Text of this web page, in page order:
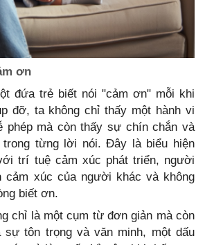
ơn
đứa trẻ biết nói "cảm ơn" mỗi khi
đỡ, ta không chỉ thấy một hành vi
phép mà còn thấy sự chín chắn và
trong từng lời nói. Đây là biểu hiện
trí tuệ cảm xúc phát triển, người
cảm xúc của người khác và không
biết ơn.
chỉ là một cụm từ đơn giản mà còn
sự tôn trọng và văn minh, một dấu